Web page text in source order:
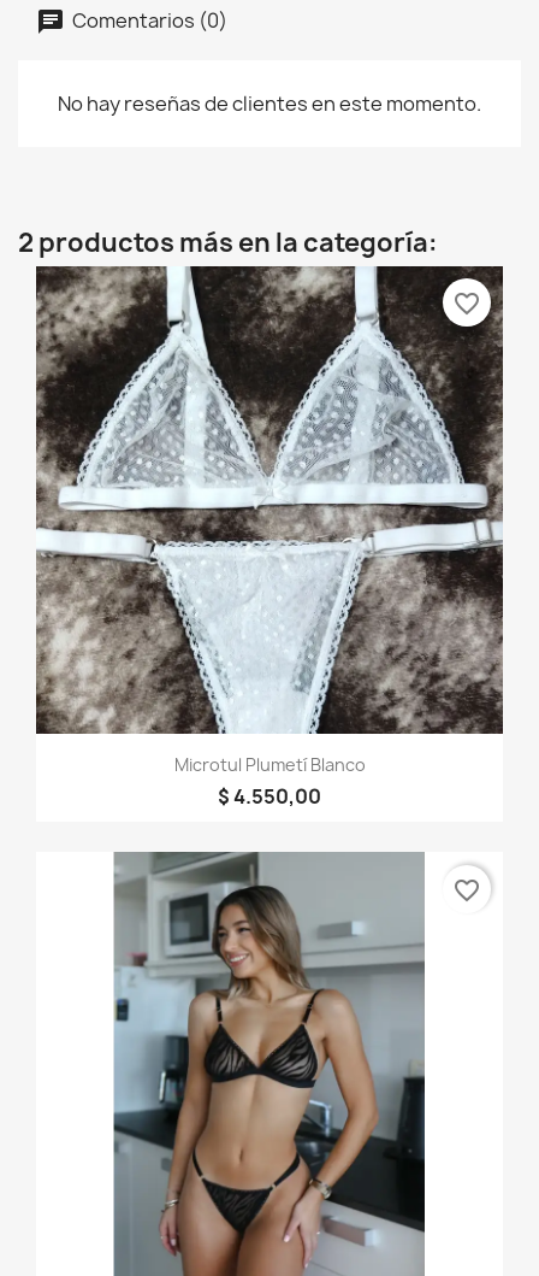
Comentarios (0)
No hay reseñas de clientes en este momento.
2 productos más en la categoría:
Microtul Plumetí Blanco
$ 4.550,00
favorite_border
favorite_border